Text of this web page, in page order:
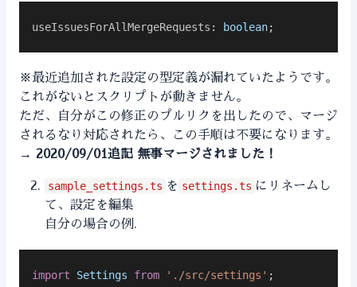
useIssuesForAllMergeRequests : boolean;
※最近追加された設定の型定義が漏れていたようです。
これがないとスクリプトが動きません。
ただ、自分がこの修正のプルリクを出したので、マージ
されるなり対応されたら、この手順は不要になります。
→ 2020/09/01追記 無事マージされました！
sample_settings.ts を settings.ts にリネームし
て、設定を編集
自分の場合の例.
import Settings from './src/settings' ;